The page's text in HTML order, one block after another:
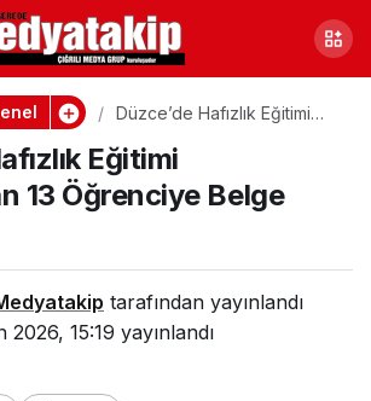
Düzce’de Hafızlık Eğitimi
Belge Verildi
Eğitimi
13 Öğrenciye Belge
tarafından yayınlandı
2026, 15:19 yayınlandı
Paylaş